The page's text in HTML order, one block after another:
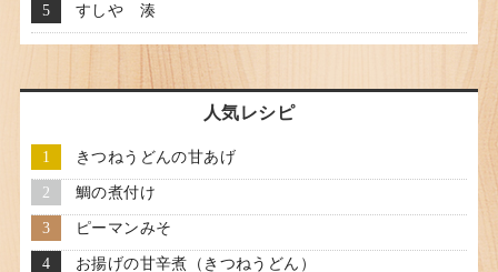
すしや 湊
人気レシピ
きつねうどんの甘あげ
鯛の煮付け
ピーマンみそ
お揚げの甘辛煮（きつねうどん）